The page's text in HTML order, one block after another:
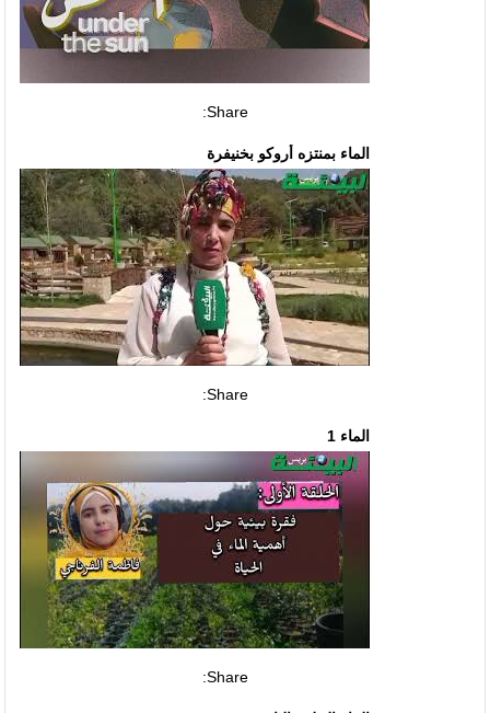
Share:
الماء بمنتزه أروكو بخنيفرة
Share:
الماء 1
Share: